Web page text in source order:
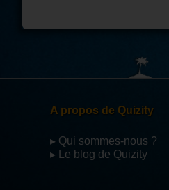
A propos de Quizity
▸ Qui sommes-nous ?
▸ Le blog de Quizity